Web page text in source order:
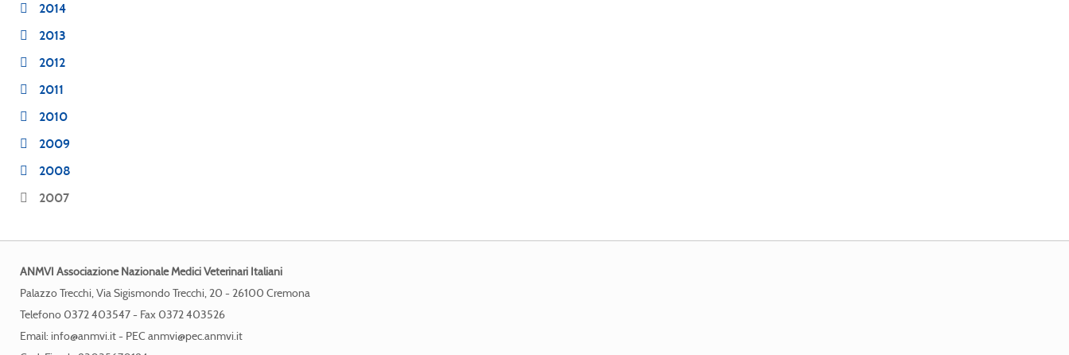
2014
2013
2012
2011
2010
2009
2008
2007
ANMVI Associazione Nazionale Medici Veterinari Italiani
Palazzo Trecchi, Via Sigismondo Trecchi, 20 - 26100 Cremona
Telefono 0372 403547 - Fax 0372 403526
Email: info@anmvi.it- PEC anmvi@pec.anmvi.it